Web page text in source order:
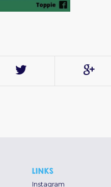
LINKS
Instagram